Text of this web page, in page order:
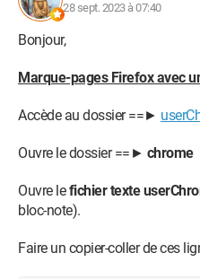
28 sept. 2023 à 07:40
Bonjour,
Marque-pages Firefox avec
Accède au dossier ==►
Ouvre le dossier ==► chrome
Ouvre lefichier texte
bloc-note).
Faire un copier-coller de ces